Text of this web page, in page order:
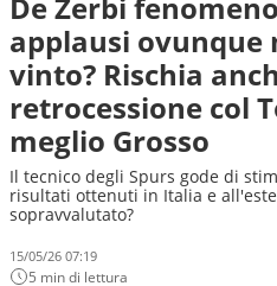
applausi ovunque
vinto? Rischia
retrocessione col
meglio Grosso
Il tecnico degli Spurs gode di
risultati ottenuti in Italia e
sopravvalutato?
15/05/26 07:19
5 min di lettura